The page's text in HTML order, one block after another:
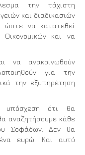
την τάχιστη
και διαδικασιών
ώστε να κατατεθεί
και να
να ανακοινωθούν
για την
την εξυπηρέτηση
ότι θα
αναζητήσουμε κάθε
Σοφάδων. Δεν θα
ευρώ. Και αυτό